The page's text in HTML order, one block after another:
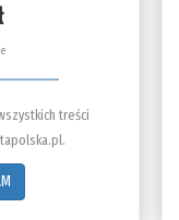
treści